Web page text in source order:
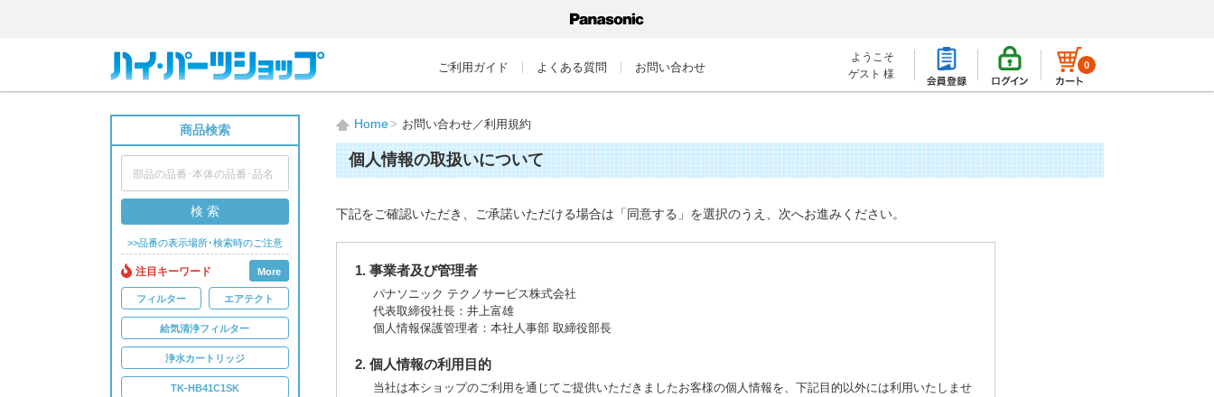
ご利用ガイド よくある質問 お問い合わせ
ようこそ
ゲスト 様
0
商品検索
検 索
>>品番の表示場所･検索時のご注意
注目キーワード More
フィルター エアテクト
給気清浄フィルター
浄水カートリッジ
TK-HB41C1SK
Home お問い合わせ／利用規約
個人情報の取扱いについて
下記をご確認いただき、ご承諾いただける場合は「同意する」を選択のうえ、次へお進みください。
1. 事業者及び管理者
パナソニック テクノサービス株式会社
代表取締役社長：井上富雄
個人情報保護管理者：本社人事部 取締役部長
2. 個人情報の利用目的
当社は本ショップのご利用を通じてご提供いただきましたお客様の個人情報を、下記目的以外には利用いたしませ